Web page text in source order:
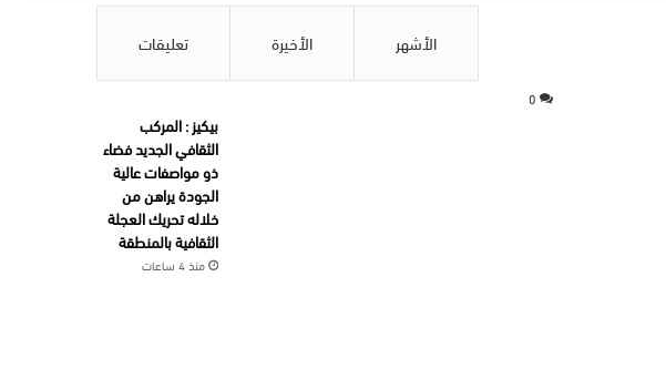
0
الأشهر الأخيرة تعليقات
بيكيز : المركب
الثقافي الجديد فضاء
ذو مواصفات عالية
الجودة يراهن من
خلاله تحريك العجلة
الثقافية بالمنطقة
منذ 4 ساعات